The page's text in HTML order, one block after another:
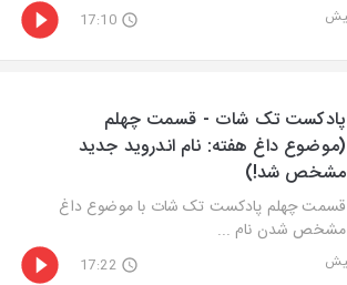
17:10
پادکست تک شات - قسمت چهلم
(موضوع داغ هفته: نام اندروید جدید
مشخص شد!)
قسمت چهلم پادکست تک شات با موضوع داغ
مشخص شدن نام ...
17:22